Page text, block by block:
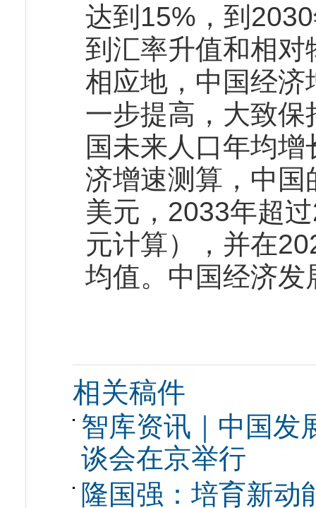
达到15%，到
到汇率升值和相
相应地，中国经
一步提高，大致
国未来人口年均
济增速测算，中
美元，2033年超
元计算），并在
均值。中国经济
相关稿件
智库资讯｜中国发
谈会在京举行
隆国强：培育新动